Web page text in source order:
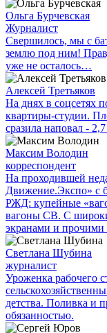
Ольга Бурчевская
Журналист
Свершилось, мы с
землю под ним!
уже не осталось…
Алексей Третьяков
На днях в соцсетях
квартиры-студии.
сразила наповал -
Максим Володин
корреспондент
На проходившей
Движение.Экспо» с
РЖД: купейные
вагоны СВ. С
экранами и прочими
Светлана Шубина
журналист
Уроженка рабочего
детства. Поливка и
обязанностью.